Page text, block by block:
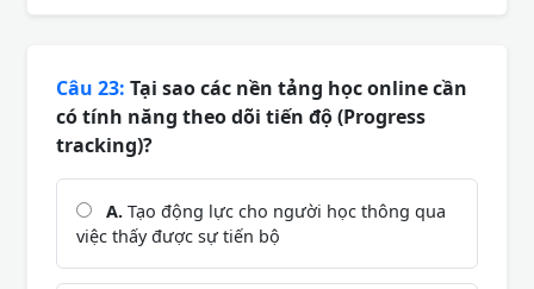
Câu 23: Tại sao các nền tảng học online cần
có tính năng theo dõi tiến độ (Progress
tracking)?
A. Tạo động lực cho người học thông qua
việc thấy được sự tiến bộ